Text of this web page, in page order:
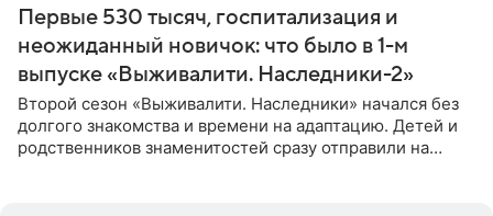
Первые 530 тысяч, госпитализация и
неожиданный новичок: что было в 1-м
выпуске «Выживалити. Наследники-2»
Второй сезон «Выживалити. Наследники» начался без
долгого знакомства и времени на адаптацию. Детей и
родственников знаменитостей сразу отправили на